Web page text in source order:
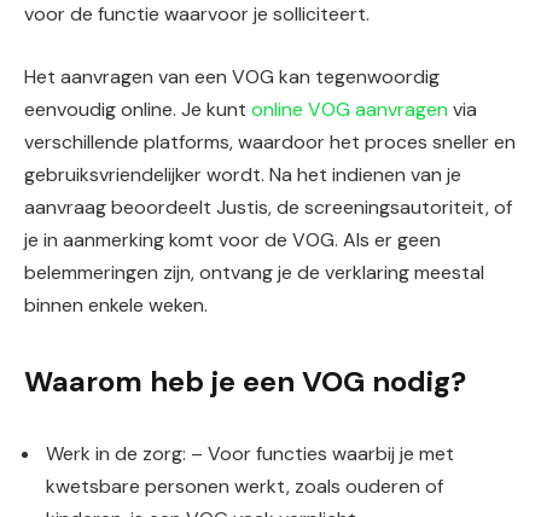
voor de functie waarvoor je solliciteert.
Het aanvragen van een VOG kan tegenwoordig
eenvoudig online. Je kunt online VOG aanvragen via
verschillende platforms, waardoor het proces sneller en
gebruiksvriendelijker wordt. Na het indienen van je
aanvraag beoordeelt Justis, de screeningsautoriteit, of
je in aanmerking komt voor de VOG. Als er geen
belemmeringen zijn, ontvang je de verklaring meestal
binnen enkele weken.
Waarom heb je een VOG nodig?
Werk in de zorg: – Voor functies waarbij je met
kwetsbare personen werkt, zoals ouderen of